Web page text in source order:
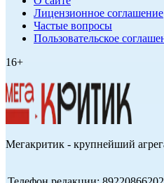
Лицензионное соглашение
Частые вопросы
Пользовательское
16+
Мегакритик - крупнейший